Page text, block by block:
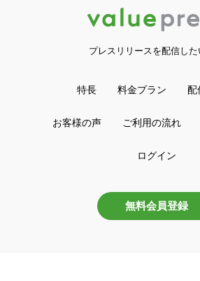
プレスリリースを配信した
特長 料金プラン 配
お客様の声 ご利用の流れ
ログイン
無料会員登録